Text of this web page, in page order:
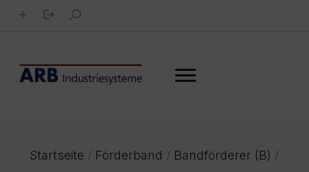
Startseite / Förderband / Bandförderer (B) /